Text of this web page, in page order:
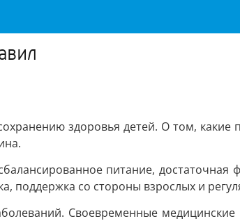
здоровья детей. О том,
питание,
со стороны взрослых и
Своевременные